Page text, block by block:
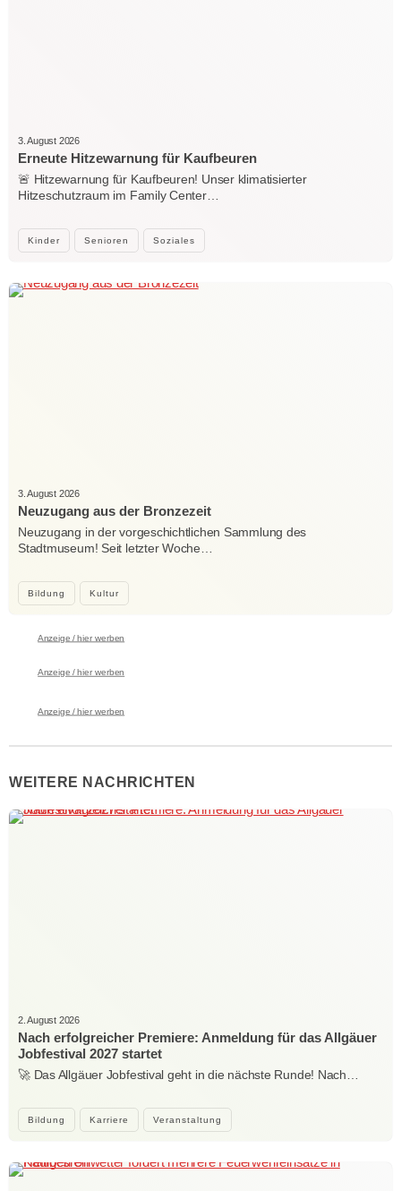
Kinder Senioren Soziales
3. August 2026
Erneute Hitzewarnung für Kaufbeuren
🚨 Hitzewarnung für Kaufbeuren! Unser klimatisierter
Hitzeschutzraum im Family Center…
Bildung Kultur
3. August 2026
Neuzugang aus der Bronzezeit
Neuzugang in der vorgeschichtlichen Sammlung des
Stadtmuseum! Seit letzter Woche…
Anzeige / hier werben
Anzeige / hier werben
Anzeige / hier werben
WEITERE NACHRICHTEN
Bildung Karriere Veranstaltung
2. August 2026
Nach erfolgreicher Premiere: Anmeldung für das Allgäuer
Jobfestival 2027 startet
🚀 Das Allgäuer Jobfestival geht in die nächste Runde! Nach…